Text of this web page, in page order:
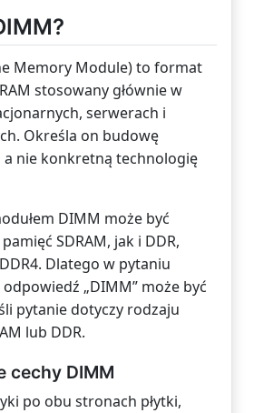
Memory Module) to format
stosowany głównie w
serwerach i
Określa on budowę
a nie konkretną technologię
DIMM może być
SDRAM, jak i DDR,
Dlatego w pytaniu
„DIMM” może być
pytanie dotyczy rodzaju
lub DDR.
cechy DIMM
po obu stronach płytki,